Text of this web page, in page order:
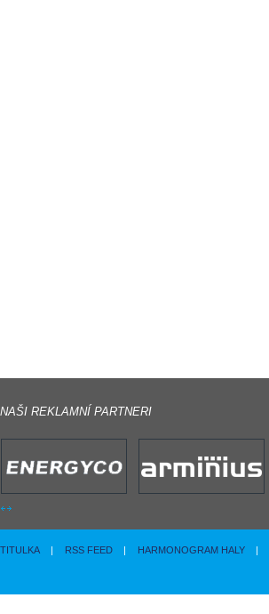
NAŠI REKLAMNÍ PARTNERI
TITULKA | RSS FEED | HARMONOGRAM HALY |